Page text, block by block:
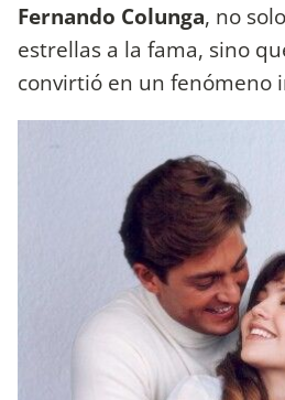
Fernando Colunga, no
estrellas a la fama, sino
convirtió en un fenómeno